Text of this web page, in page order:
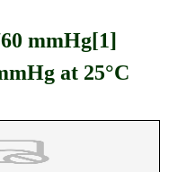
mmHg[1]
at 25°C